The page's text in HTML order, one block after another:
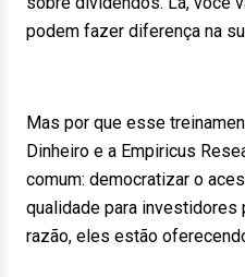
podem fazer diferença na
Mas por que esse
Dinheiro e a Empiricus
comum: democratizar o
qualidade para
razão, eles estão